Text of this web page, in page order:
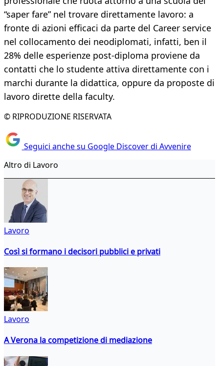
“saper fare” nel trovare direttamente lavoro: a
fronte di azioni efficaci da parte del Career service
nel collocamento dei neodiplomati, infatti, ben il
28% delle esperienze post-diploma proviene da
contatti che lo studente attiva direttamente con i
marchi durante la didattica, oppure da proposte di
lavoro dirette della faculty.
© RIPRODUZIONE RISERVATA
Seguici anche su Google Discover di Avvenire
Altro di Lavoro
Lavoro
Così si formano i decisori pubblici e privati
Lavoro
A Verona la competizione di mediazione